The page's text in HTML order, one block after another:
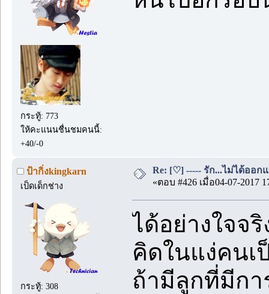
กระทู้: 773
ให้คะแนนชื่นชมคนนี้:
+40/-0
ป้ากิ่งkingkarn
เป็ดเด็กช่าง
กระทู้: 308
Re: [♡] ----- รัก...ไม่ได้ออกแ
«ตอบ #426 เมื่อ04-07-2017
ได้อย่างใจจ
คิดในแง่คนเ
ถ้ามีลูกที่มีก